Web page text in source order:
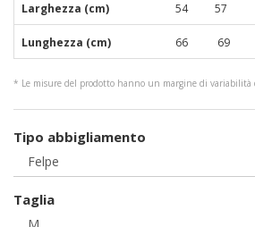
Larghezza (cm) 54 57
Lunghezza (cm) 66 69
* Le misure del prodotto hanno un margine di variabilità
Tipo abbigliamento
Taglia